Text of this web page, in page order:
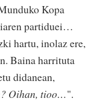
Kopa
partiduei…
hartu, inolaz ere,
Baina harrituta
didanean,
Oihan, tioo…".